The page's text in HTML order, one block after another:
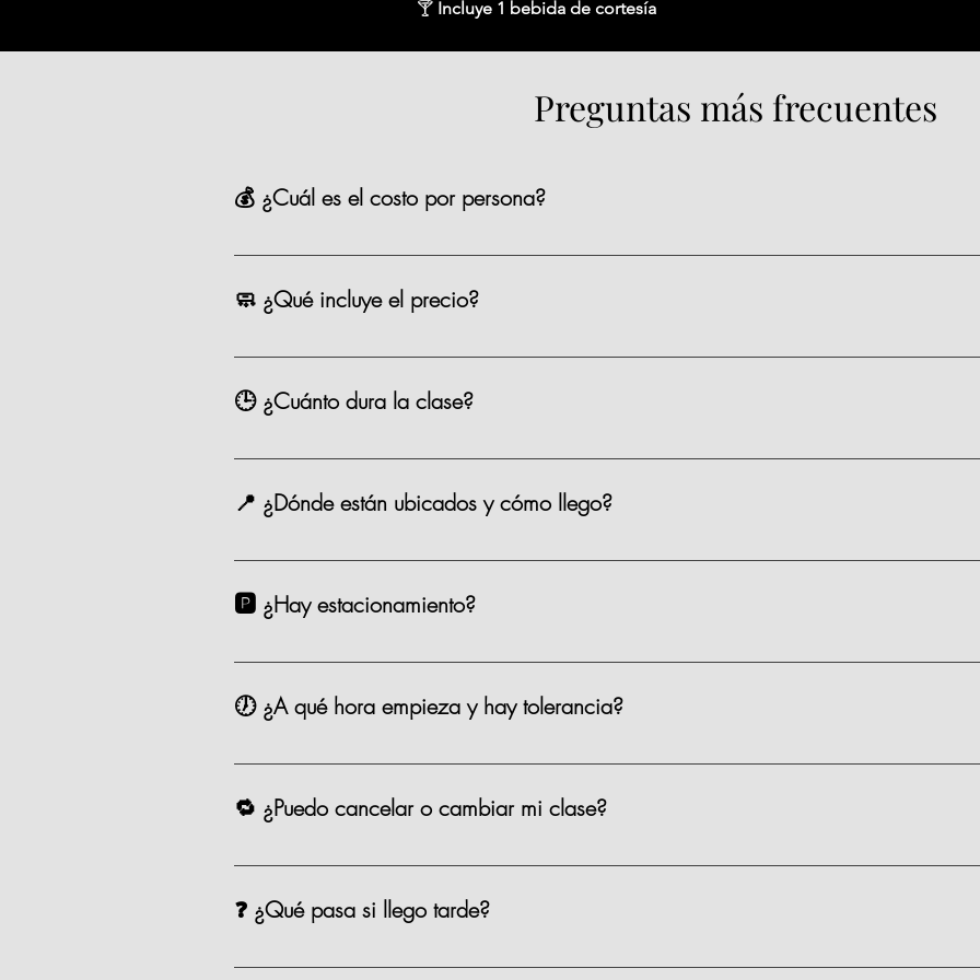
🍸Incluye 1 bebida de cortesía
Preguntas más frecuentes
💰 ¿Cuál es el costo por persona?
La mayoría de nuestras opciones tienen un precio de $1,590 MXN por persona, existen algunas
🧼 ¿Qué incluye el precio?
Chef, ingredientes, mandil, bebida, materiales, limpieza y servicio.
🕒 ¿Cuánto dura la clase?
Entre 2.5 y 3 horas.
📍 ¿Dónde están ubicados y cómo llego?
Estamos en Andador Prado Norte Piso 2, Prado Norte 420, en Lomas de Chapultepec, CDMX.
taxi. 🗺️ Google Maps Como Llegar?
🅿️ ¿Hay estacionamiento?
Sí. Contamos con valet parking en el sótano 1 de la plaza. Costo: $35 por hora. También hay
🕖 ¿A qué hora empieza y hay tolerancia?
Las clases comienzan puntualmente a la hora asignada del evento. Hay una tolerancia de 15
🔁 ¿Puedo cancelar o cambiar mi clase?
Sí, puedes cancelar o reagendar con al menos 72 horas de anticipación. Después de ese plazo,
❓ ¿Qué pasa si llego tarde?
Si llegas después de los primeros 15–20 minutos, te puedes integrar, pero es probable que te